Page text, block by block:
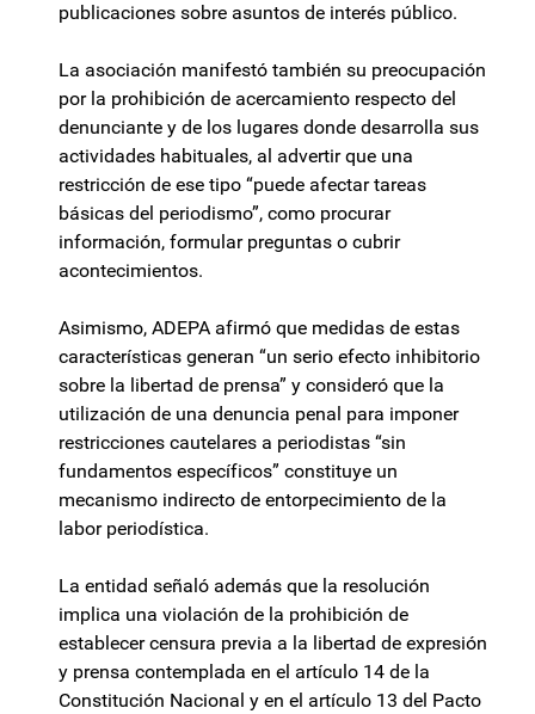
publicaciones sobre asuntos de interés público.
La asociación manifestó también su preocupación
por la prohibición de acercamiento respecto del
denunciante y de los lugares donde desarrolla sus
actividades habituales, al advertir que una
restricción de ese tipo “puede afectar tareas
básicas del periodismo”, como procurar
información, formular preguntas o cubrir
acontecimientos.
Asimismo, ADEPA afirmó que medidas de estas
características generan “un serio efecto inhibitorio
sobre la libertad de prensa” y consideró que la
utilización de una denuncia penal para imponer
restricciones cautelares a periodistas “sin
fundamentos específicos” constituye un
mecanismo indirecto de entorpecimiento de la
labor periodística.
La entidad señaló además que la resolución
implica una violación de la prohibición de
establecer censura previa a la libertad de expresión
y prensa contemplada en el artículo 14 de la
Constitución Nacional y en el artículo 13 del Pacto